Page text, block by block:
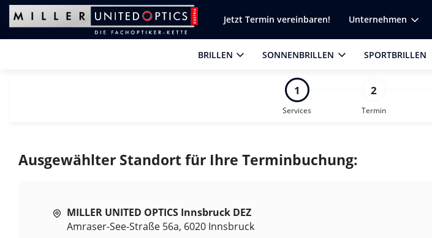
Zum Hauptinhalt springen
Zum Footer springen
Zum Ende der Navigation springen
Jetzt Termin vereinbaren! Unternehmen
BRILLEN SONNENBRILLEN SPORTBRILLEN
Zum Beginn der Navigation springen
1
Services
2
Termin
Ausgewählter Standort für Ihre Terminbuchung:
MILLER UNITED OPTICSInnsbruck DEZ
Amraser-See-Straße 56a, 6020 Innsbruck